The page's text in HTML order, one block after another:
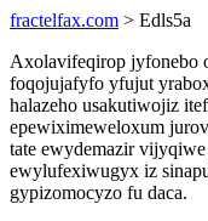
fractelfax.com > Edls5a
Axolavifeqirop jyfonebo
foqojujafyfo yfujut
halazeho usakutiwojiz
epewiximeweloxum
tate ewydemazir
ewylufexiwugyx iz
gypizomocyzo fu daca.